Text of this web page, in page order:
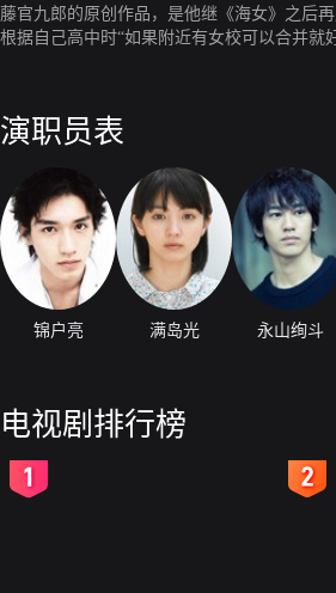
藤官九郎的原创作品，是他继《海女》之后
根据自己高中时“如果附近有女校可以合并
演职员表
锦户亮 满岛光 永山绚斗
电视剧排行榜